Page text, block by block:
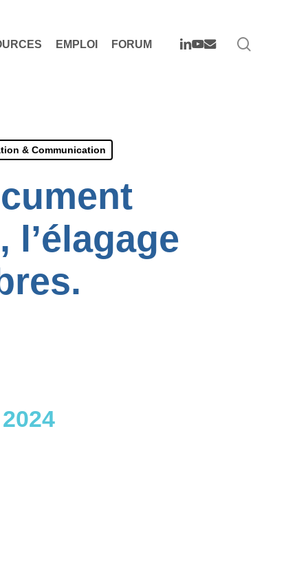
EMPLOI FORUM LINKEDIN
YOUTUBE
EMAIL
& Communication
l’élagage